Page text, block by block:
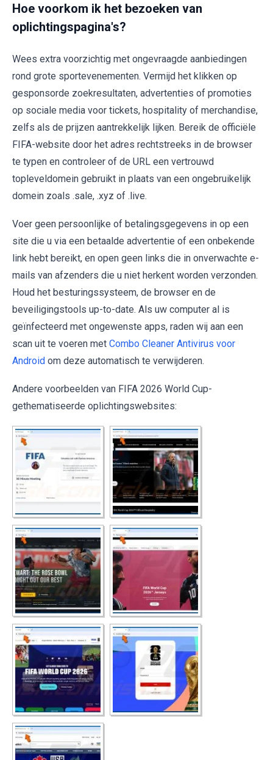
Hoe voorkom ik het bezoeken van
oplichtingspagina's?
Wees extra voorzichtig met ongevraagde aanbiedingen
rond grote sportevenementen. Vermijd het klikken op
gesponsorde zoekresultaten, advertenties of promoties
op sociale media voor tickets, hospitality of merchandise,
zelfs als de prijzen aantrekkelijk lijken. Bereik de officiële
FIFA-website door het adres rechtstreeks in de browser
te typen en controleer of de URL een vertrouwd
topleveldomein gebruikt in plaats van een ongebruikelijk
domein zoals .sale, .xyz of .live.
Voer geen persoonlijke of betalingsgegevens in op een
site die u via een betaalde advertentie of een onbekende
link hebt bereikt, en open geen links die in onverwachte e-
mails van afzenders die u niet herkent worden verzonden.
Houd het besturingssysteem, de browser en de
beveiligingstools up-to-date. Als uw computer al is
geïnfecteerd met ongewenste apps, raden wij aan een
scan uit te voeren met Combo Cleaner Antivirus voor
Android om deze automatisch te verwijderen.
Andere voorbeelden van FIFA 2026 World Cup-
gethematiseerde oplichtingswebsites: